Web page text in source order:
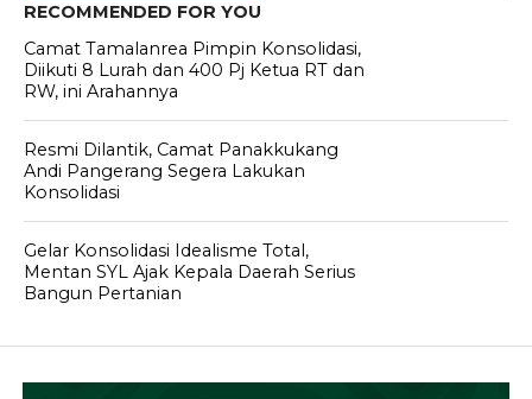
RECOMMENDED FOR YOU
Camat Tamalanrea Pimpin Konsolidasi,
Diikuti 8 Lurah dan 400 Pj Ketua RT dan
RW, ini Arahannya
Resmi Dilantik, Camat Panakkukang
Andi Pangerang Segera Lakukan
Konsolidasi
Gelar Konsolidasi Idealisme Total,
Mentan SYL Ajak Kepala Daerah Serius
Bangun Pertanian